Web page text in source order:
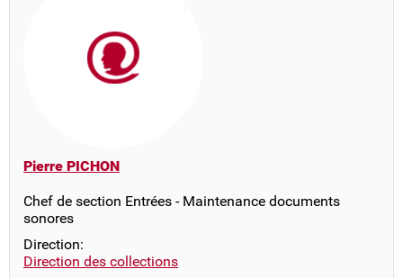
Pierre PICHON
Chef de section Entrées - Maintenance documents
sonores
Direction:
Direction des collections